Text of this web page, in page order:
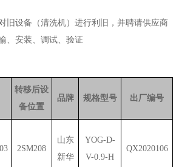
旧设备（清洗机）进行利旧，并聘请供应商
、安装、调试、验证
转移后设
备位置
品牌 规格型号 出厂编号
2SM208
山东
新华
YOG-D-
V-0.9-H
QX2020106